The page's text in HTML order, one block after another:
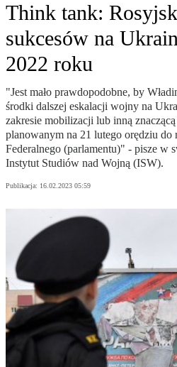
Think tank:
sukcesów na
2022 roku
"Jest mało prawdopodobne, by
środki dalszej eskalacji wojny na
zakresie mobilizacji lub inną
planowanym na 21 lutego orędziu do
Federalnego (parlamentu)" - pisze w
Instytut Studiów nad Wojną (ISW).
Publikacja: 16.02.2023 05:59